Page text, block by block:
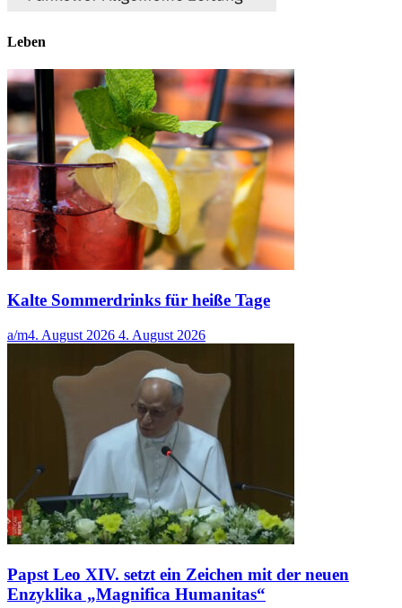
Leben
Kalte Sommerdrinks für heiße Tage
a/m4. August 2026 4. August 2026
Papst Leo XIV. setzt ein Zeichen mit der neuen
Enzyklika „Magnifica Humanitas“